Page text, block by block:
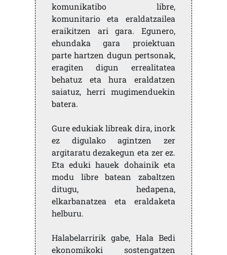
komunikatibo libre,
komunitario eta eraldatzailea
eraikitzen ari gara. Egunero,
ehundaka gara proiektuan
parte hartzen dugun pertsonak,
eragiten digun errealitatea
behatuz eta hura eraldatzen
saiatuz, herri mugimenduekin
batera.
Gure edukiak libreak dira, inork
ez digulako agintzen zer
argitaratu dezakegun eta zer ez.
Eta eduki hauek dohainik eta
modu libre batean zabaltzen
ditugu, hedapena,
elkarbanatzea eta eraldaketa
helburu.
Halabelarririk gabe, Hala Bedi
ekonomikoki sostengatzen